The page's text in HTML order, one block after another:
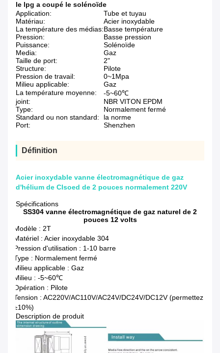
le lpg a coupé le solénoïde
Application:
Tube et tuyau
Matériau:
Acier inoxydable
La température des médias:Basse température
Pression:
Basse pression
Puissance:
Solénoïde
Media:
Gaz
Taille de port:
2"
Structure:
Pilote
Pression de travail:
0~1Mpa
Milieu applicable:
Gaz
La température moyenne:
-5~60℃
joint:
NBR VITON EPDM
Type:
Normalement fermé
Standard ou non standard:
la norme
Port:
Shenzhen
Définition
Acier inoxydable vanne électromagnétique de gaz
d'hélium de Clsoed de 2 pouces normalement 220V
Spécifications
SS304 vanne électromagnétique de gaz naturel de 2
pouces 12 volts
Modèle : 2T
Matériel : Acier inoxydable 304
Pression d'utilisation : 1-10 barre
Type : Normalement fermé
Milieu applicable : Gaz
Milieu : -5~60℃
Opération : Pilote
Tension : AC220V/AC110V/AC24V/DC24V/DC12V (permettez
±10%)
Description de produit